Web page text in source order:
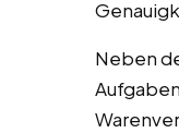
Neben